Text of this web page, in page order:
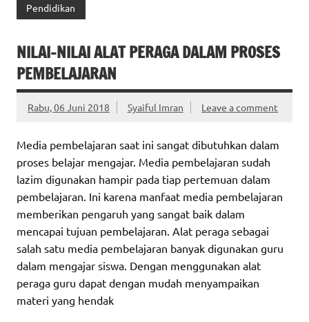
Pendidikan
NILAI-NILAI ALAT PERAGA DALAM PROSES
PEMBELAJARAN
Rabu, 06 Juni 2018 Syaiful Imran Leave a comment
Media pembelajaran saat ini sangat dibutuhkan dalam
proses belajar mengajar. Media pembelajaran sudah
lazim digunakan hampir pada tiap pertemuan dalam
pembelajaran. Ini karena manfaat media pembelajaran
memberikan pengaruh yang sangat baik dalam
mencapai tujuan pembelajaran. Alat peraga sebagai
salah satu media pembelajaran banyak digunakan guru
dalam mengajar siswa. Dengan menggunakan alat
peraga guru dapat dengan mudah menyampaikan
materi yang hendak